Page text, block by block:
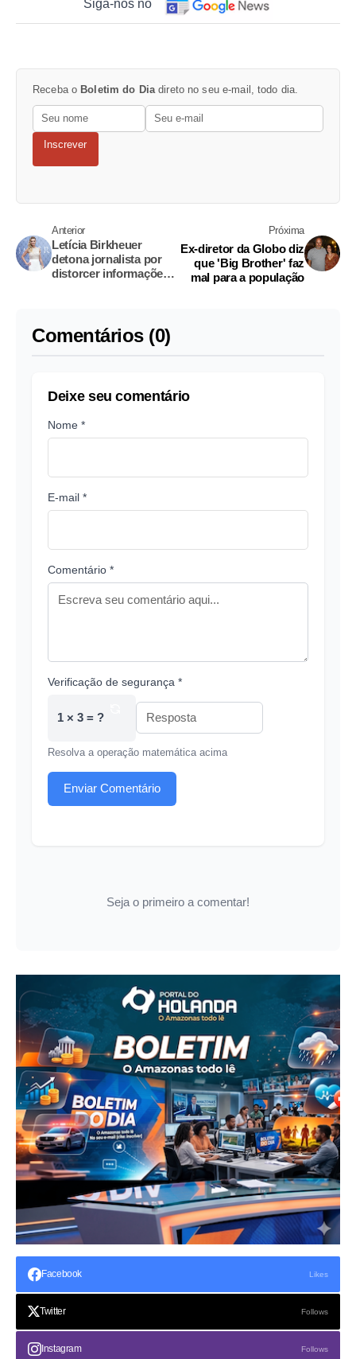
Siga-nos no
Receba o Boletim do Diadireto no seu e-mail, todo dia.
Inscrever
Anterior
Letícia Birkheuer
detona jornalista por
distorcer informações
Próxima
Ex-diretor da Globo diz
que 'Big Brother' faz
mal para a população
Comentários (0)
Deixe seu comentário
Nome *
E-mail *
Comentário *
Verificação de segurança *
1 × 3 = ?
Resolva a operação matemática acima
Enviar Comentário
Seja o primeiro a comentar!
Facebook Likes
Twitter Follows
Instagram Follows